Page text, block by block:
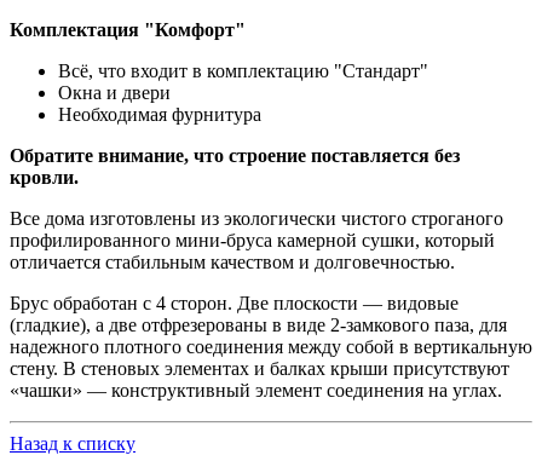
Комплектация "Комфорт"
Всё, что входит в комплектацию "Стандарт"
Окна и двери
Необходимая фурнитура
Обратите внимание, что строение поставляется без
кровли.
Все дома изготовлены из экологически чистого строганого
профилированного мини-бруса камерной сушки, который
отличается стабильным качеством и долговечностью.
Брус обработан с 4 сторон. Две плоскости — видовые
(гладкие), а две отфрезерованы в виде 2-замкового паза, для
надежного плотного соединения между собой в вертикальную
стену. В стеновых элементах и балках крыши присутствуют
«чашки» — конструктивный элемент соединения на углах.
Назад к списку